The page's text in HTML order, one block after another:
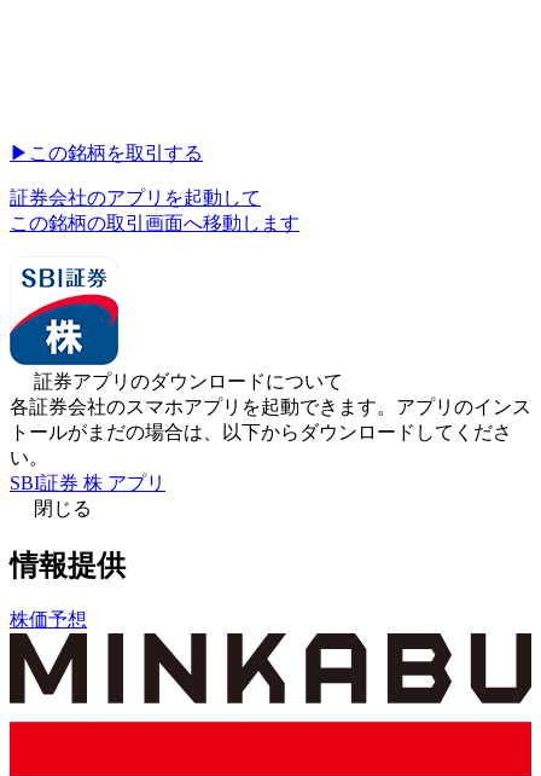
▶︎ この銘柄を取引する
証券会社のアプリを起動して
この銘柄の取引画面へ移動します
証券アプリのダウンロードについて
各証券会社のスマホアプリを起動できます。アプリのインス
トールがまだの場合は、以下からダウンロードしてくださ
い。
SBI証券 株 アプリ
閉じる
情報提供
株価予想